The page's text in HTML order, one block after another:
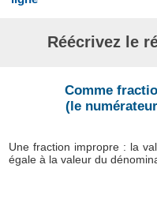
Réécrivez le
Comme
(le
Une fraction impropre : la
égale à la valeur du